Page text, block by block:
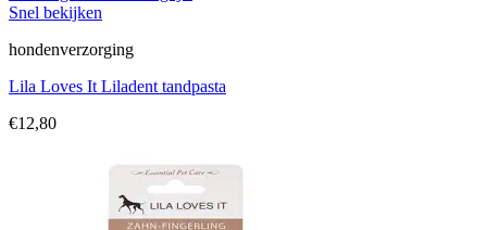
Snel bekijken
hondenverzorging
Lila Loves It Liladent tandpasta
€12,80